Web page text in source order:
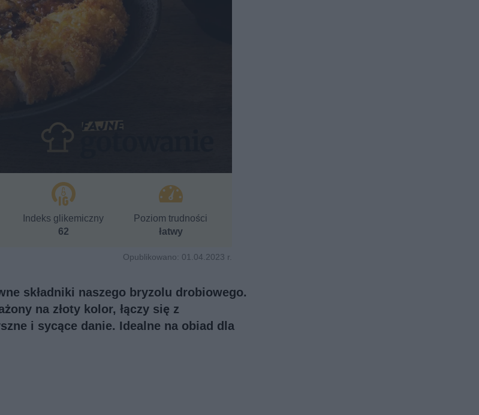
Indeks glikemiczny
62
Poziom trudności
łatwy
Opublikowano: 01.04.2023 r.
składniki naszego bryzolu drobiowego.
na złoty kolor, łączy się z
i sycące danie. Idealne na obiad dla